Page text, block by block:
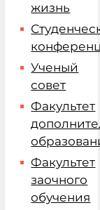
жизнь
Ученый
совет
Факультет
Факультет
заочного
обучения